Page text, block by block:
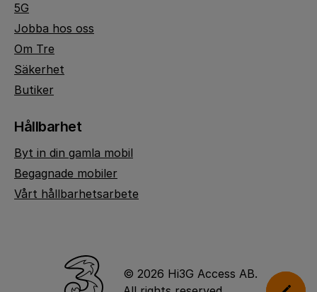
5G
Jobba hos oss
Om Tre
Säkerhet
Butiker
Hållbarhet
Byt in din gamla mobil
Begagnade mobiler
Vårt hållbarhetsarbete
© 2026 Hi3G Access AB.